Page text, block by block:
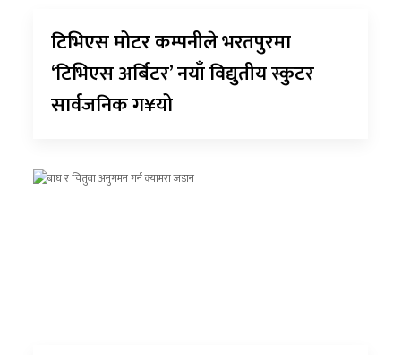
टिभिएस मोटर कम्पनीले भरतपुरमा
‘टिभिएस अर्बिटर’ नयाँ विद्युतीय स्कुटर
सार्वजनिक ग¥यो